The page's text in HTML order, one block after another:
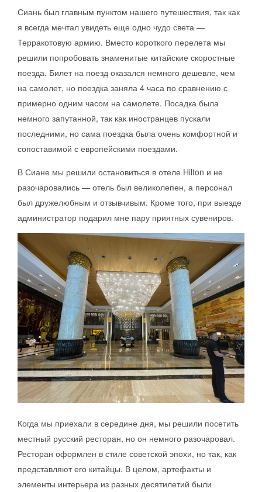
Сиань был главным пунктом нашего путешествия, так как
я всегда мечтал увидеть еще одно чудо света —
Терракотовую армию. Вместо короткого перелета мы
решили попробовать знаменитые китайские скоростные
поезда. Билет на поезд оказался немного дешевле, чем
на самолет, но поездка заняла 4 часа по сравнению с
примерно одним часом на самолете. Посадка была
немного запутанной, так как иностранцев пускали
последними, но сама поездка была очень комфортной и
сопоставимой с европейскими поездами.
В Сиане мы решили остановиться в отеле Hilton и не
разочаровались — отель был великолепен, а персонал
был дружелюбным и отзывчивым. Кроме того, при выезде
администратор подарил мне пару приятных сувениров.
Когда мы приехали в середине дня, мы решили посетить
местный русский ресторан, но он немного разочаровал.
Ресторан оформлен в стиле советской эпохи, но так, как
представляют его китайцы. В целом, артефакты и
элементы интерьера из разных десятилетий были